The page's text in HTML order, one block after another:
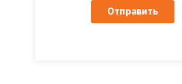
Отправить